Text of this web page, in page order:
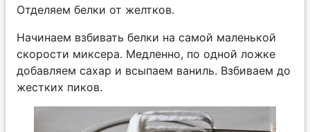
Отделяем белки от желтков.
Начинаем взбивать белки на самой маленькой
скорости миксера. Медленно, по одной ложке
добавляем сахар и всыпаем ваниль. Взбиваем до
жестких пиков.